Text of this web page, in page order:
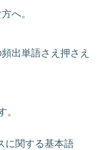
へ。
出単語さえ押さえ
。
に関する基本語